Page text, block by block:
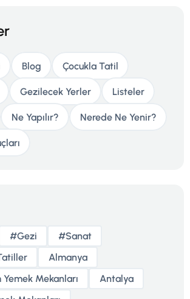
Blog Çocukla Tatil
Gezilecek Yerler Listeler
Ne Yapılır? Nerede Ne Yenir?
#gezi
#sanat
Almanya
Mekanları
Antalya